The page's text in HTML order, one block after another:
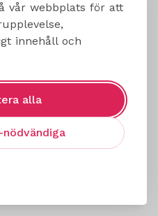
vår webbplats för att
innehåll och
alla